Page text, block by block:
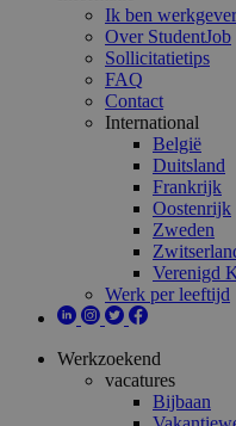
Ik ben werkgever
Over StudentJob
Sollicitatietips
FAQ
Contact
International
België
Duitsland
Frankrijk
Oostenrijk
Zweden
Verenigd
Werk per leeftijd
Werkzoekend
vacatures
Bijbaan